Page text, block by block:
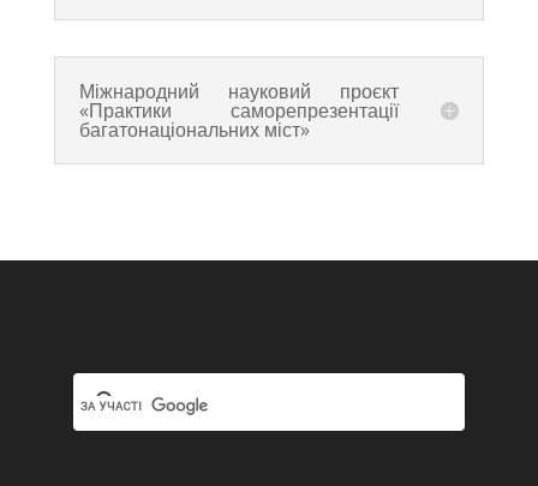
Міжнародний науковий проєкт
«Практики саморепрезентації
багатонаціональних міст»